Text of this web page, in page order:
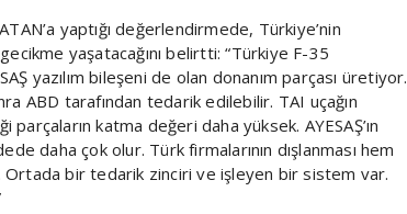
yaptığı değerlendirmede, Türkiye’nin
yaşatacağını belirtti: “Türkiye F-35
yazılım bileşeni de olan donanım parçası üretiyor.
ABD tarafından tedarik edilebilir. TAI uçağın
katma değeri daha yüksek. AYESAŞ’ın
daha çok olur. Türk firmalarının dışlanması hem
Ortada bir tedarik zinciri ve işleyen bir sistem var.